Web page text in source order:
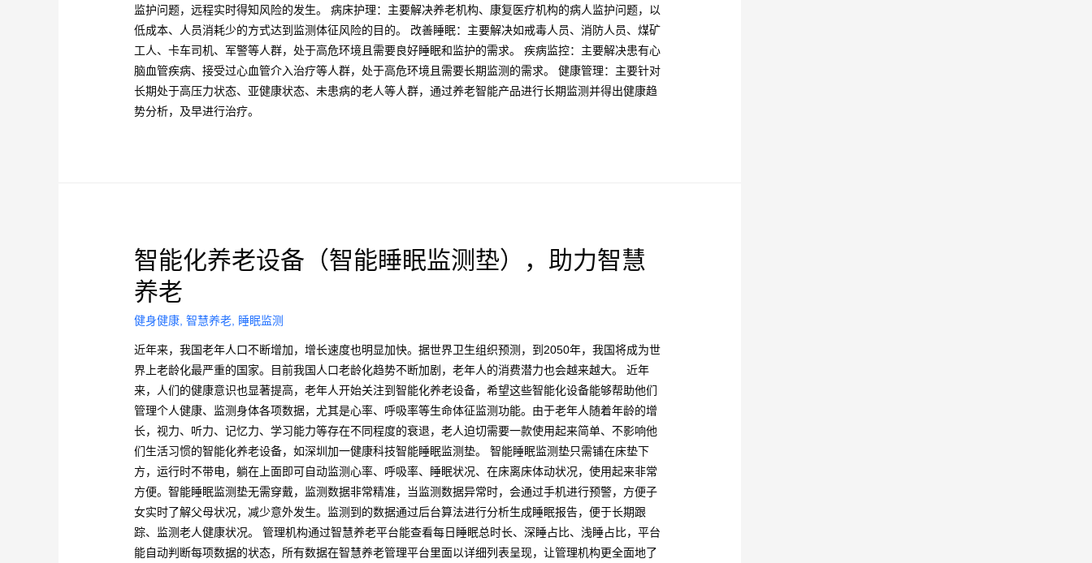
监护问题，远程实时得知风险的发生。 病床护理：主要解决养老机构、康复医疗机构的病人监护问题，以
低成本、人员消耗少的方式达到监测体征风险的目的。 改善睡眠：主要解决如戒毒人员、消防人员、煤矿
工人、卡车司机、军警等人群，处于高危环境且需要良好睡眠和监护的需求。 疾病监控：主要解决患有心
脑血管疾病、接受过心血管介入治疗等人群，处于高危环境且需要长期监测的需求。 健康管理：主要针对
长期处于高压力状态、亚健康状态、未患病的老人等人群，通过养老智能产品进行长期监测并得出健康趋
势分析，及早进行治疗。
智能化养老设备（智能睡眠监测垫），助力智慧
养老
健身健康,智慧养老, 睡眠监测
近年来，我国老年人口不断增加，增长速度也明显加快。据世界卫生组织预测，到2050年，我国将成为世
界上老龄化最严重的国家。目前我国人口老龄化趋势不断加剧，老年人的消费潜力也会越来越大。 近年
来，人们的健康意识也显著提高，老年人开始关注到智能化养老设备，希望这些智能化设备能够帮助他们
管理个人健康、监测身体各项数据，尤其是心率、呼吸率等生命体征监测功能。由于老年人随着年龄的增
长，视力、听力、记忆力、学习能力等存在不同程度的衰退，老人迫切需要一款使用起来简单、不影响他
们生活习惯的智能化养老设备，如深圳加一健康科技智能睡眠监测垫。 智能睡眠监测垫只需铺在床垫下
方，运行时不带电，躺在上面即可自动监测心率、呼吸率、睡眠状况、在床离床体动状况，使用起来非常
方便。智能睡眠监测垫无需穿戴，监测数据非常精准，当监测数据异常时，会通过手机进行预警，方便子
女实时了解父母状况，减少意外发生。监测到的数据通过后台算法进行分析生成睡眠报告，便于长期跟
踪、监测老人健康状况。 管理机构通过智慧养老平台能查看每日睡眠总时长、深睡占比、浅睡占比，平台
能自动判断每项数据的状态，所有数据在智慧养老管理平台里面以详细列表呈现，让管理机构更全面地了